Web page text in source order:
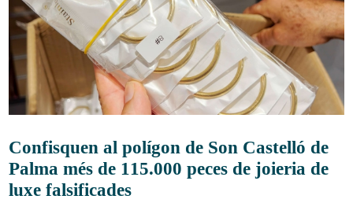
Confisquen al polígon de Son Castelló de
Palma més de 115.000 peces de joieria de
luxe falsificades